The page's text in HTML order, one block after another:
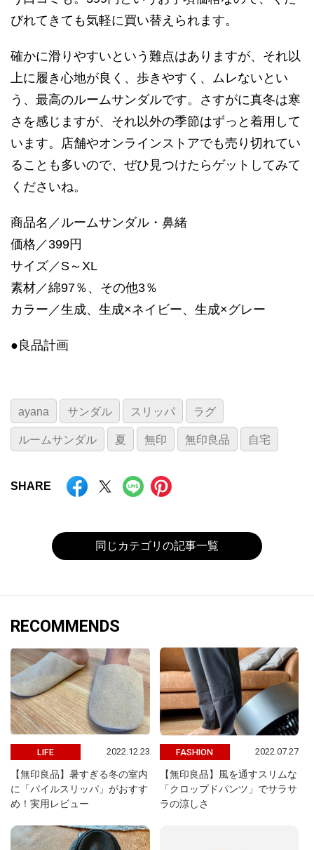
びれてきても気軽に買い替えられます。
確かに滑りやすいという難点はありますが、それ以
上に履き心地が良く、歩きやすく、ムレないとい
う、最高のルームサンダルです。さすがに真冬は寒
さを感じますが、それ以外の季節はずっと着用して
います。店舗やオンラインストアでも売り切れてい
ることも多いので、ぜひ見つけたらゲットしてみて
くださいね。
商品名／ルームサンダル・鼻緒
価格／399円
サイズ／S～XL
素材／綿97％、その他3％
カラー／生成、生成×ネイビー、生成×グレー
●良品計画
ayana サンダル スリッパ ラグ
ルームサンダル 夏 無印 無印良品 自宅
SHARE
同じカテゴリの記事一覧
RECOMMENDS
LIFE 2022.12.23
【無印良品】暑すぎる冬の室内
に「パイルスリッパ」がおすす
め！実用レビュー
FASHION 2022.07.27
【無印良品】風を通すスリムな
「クロップドパンツ」でサラサ
ラの涼しさ